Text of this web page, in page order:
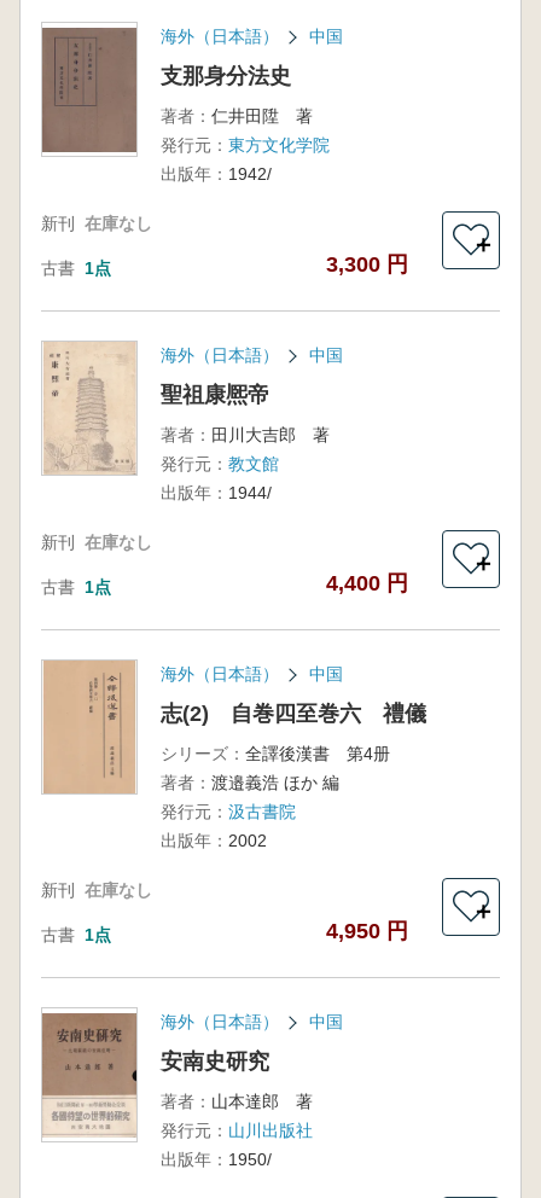
海外（日本語） 中国
支那身分法史
著者： 仁井田陞 著
発行元： 東方文化学院
出版年： 1942/
新刊 在庫なし
古書 1点 3,300 円
＋
海外（日本語） 中国
聖祖康熈帝
著者： 田川大吉郎 著
発行元： 教文館
出版年： 1944/
新刊 在庫なし
古書 1点 4,400 円
＋
海外（日本語） 中国
志(2) 自巻四至巻六 禮儀
シリーズ： 全譯後漢書 第4册
著者： 渡邉義浩 ほか 編
発行元： 汲古書院
出版年： 2002
新刊 在庫なし
古書 1点 4,950 円
＋
海外（日本語） 中国
安南史研究
著者： 山本達郎 著
発行元： 山川出版社
出版年： 1950/